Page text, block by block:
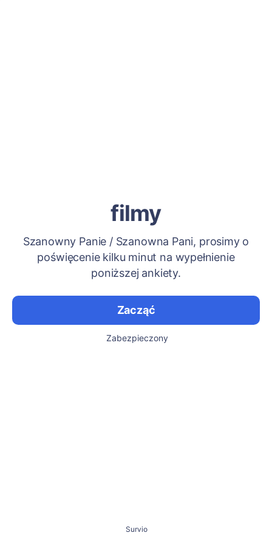
filmy
Szanowny Panie / Szanowna Pani, prosimy o
poświęcenie kilku minut na wypełnienie
poniższej ankiety.
Zacząć
Zabezpieczony
Survio